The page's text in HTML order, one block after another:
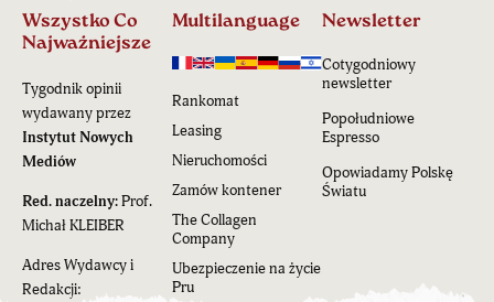
Wszystko Co
Najważniejsze
Tygodnik opinii
wydawany przez
Instytut Nowych
Mediów
Red. naczelny:Prof.
Michał KLEIBER
Adres Wydawcy i
Redakcji:
Multilanguage
Rankomat
Leasing
Nieruchomości
Zamów kontener
The Collagen
Company
Ubezpieczenie na życie
Pru
Newsletter
Cotygodniowy
newsletter
Popołudniowe
Espresso
Opowiadamy Polskę
Światu